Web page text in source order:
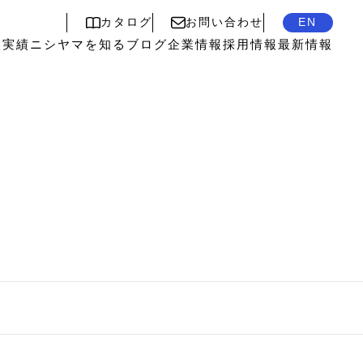
績ニシヤマを知る ブログ企業情報採用情報最新情報
カタログ お問い合わせ EN